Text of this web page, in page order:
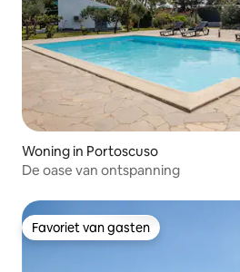
Woning in Portoscuso
De oase van ontspanning
Favoriet van gasten
Favoriet van gasten